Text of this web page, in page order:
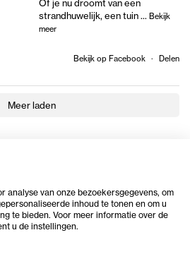
Of je nu droomt van een
strandhuwelijk, een tuin... Bekijk
meer
Bekijk op Facebook · Delen
Meer laden
analyse van onze bezoekersgegevens, om
inhoud te tonen en om u
te bieden. Voor meer informatie over de
u de instellingen.